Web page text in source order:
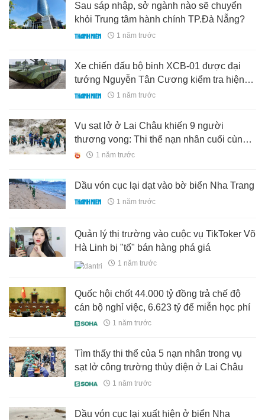
Sau sáp nhập, sở ngành nào sẽ chuyển
khỏi Trung tâm hành chính TP.Đà Nẵng?
1 năm trước
Xe chiến đấu bộ binh XCB-01 được đại
tướng Nguyễn Tân Cương kiểm tra hiện
đại thế nào?1 năm trước
Vụ sạt lở ở Lai Châu khiến 9 người
thương vong: Thi thể nạn nhân cuối cùng
được tìm thấy ở đâu?
1 năm trước
Dầu vón cục lại dạt vào bờ biển Nha Trang
1 năm trước
Quản lý thị trường vào cuộc vụ TikToker Võ
Hà Linh bị "tố" bán hàng phá giá
1 năm trước
Quốc hội chốt 44.000 tỷ đồng trả chế độ
cán bộ nghỉ việc, 6.623 tỷ để miễn học phí
1 năm trước
Tìm thấy thi thể của 5 nạn nhân trong vụ
sạt lở công trường thủy điện ở Lai Châu
1 năm trước
Dầu vón cục lại xuất hiện ở biển Nha